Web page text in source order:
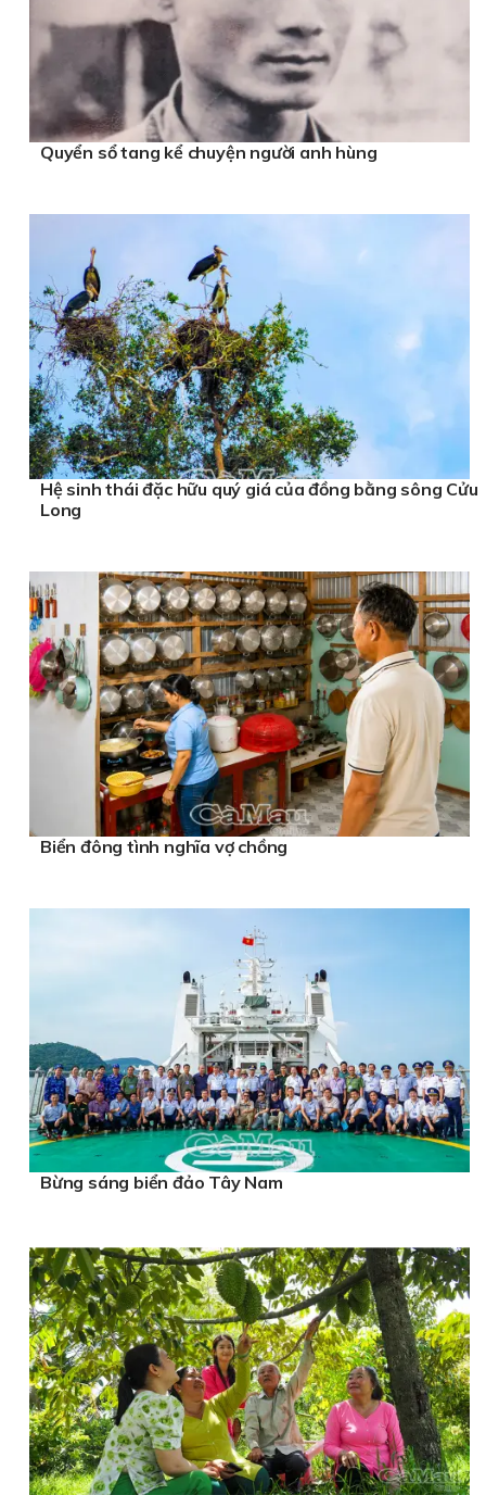
Quyển sổ tang kể chuyện người anh hùng
Hệ sinh thái đặc hữu quý giá của đồng bằng sông Cửu
Long
Biển đông tình nghĩa vợ chồng
Bừng sáng biển đảo Tây Nam